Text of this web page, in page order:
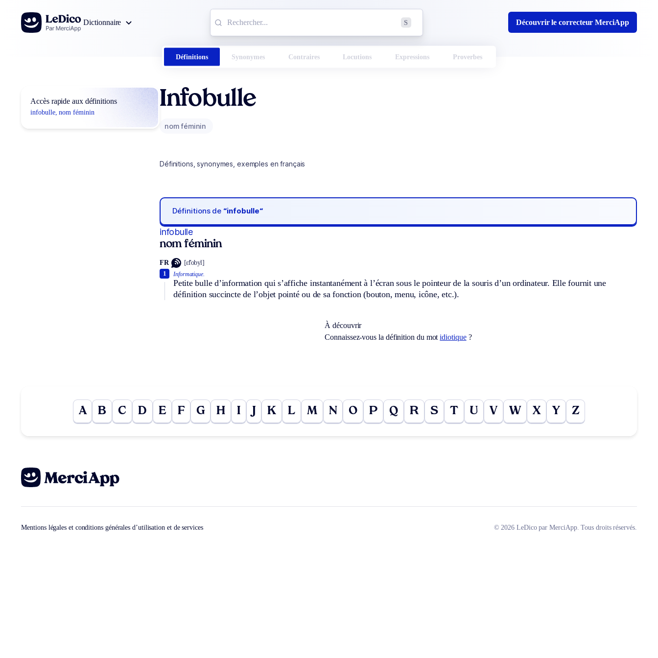
Aller au contenu
Dictionnaire
S Découvrir le correcteur MerciApp
Définitions Synonymes Contraires Locutions Expressions Proverbes
Accès rapide aux définitions
infobulle, nom féminin
Infobulle
nom féminin
Définitions, synonymes, exemples en français
Définitions de “infobulle“
infobulle
nom féminin
FR [ɛ̃fobyl]
Informatique.
Petite bulle d’information qui s’affiche instantanément à l’écran sous le pointeur de la souris d’un ordinateur. Elle fournit une
définition succincte de l’objet pointé ou de sa fonction (bouton, menu, icône, etc.).
1
À découvrir
Connaissez-vous la définition du motidiotique?
A B C D E F G H I K L M N O P Q R S T U V W X Y Z
Mentions légales et conditions générales d’utilisation et de services © 2026 LeDico par MerciApp. Tous droits réservés.